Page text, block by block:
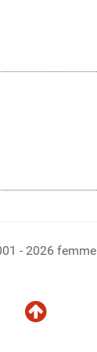
- 2026 femme